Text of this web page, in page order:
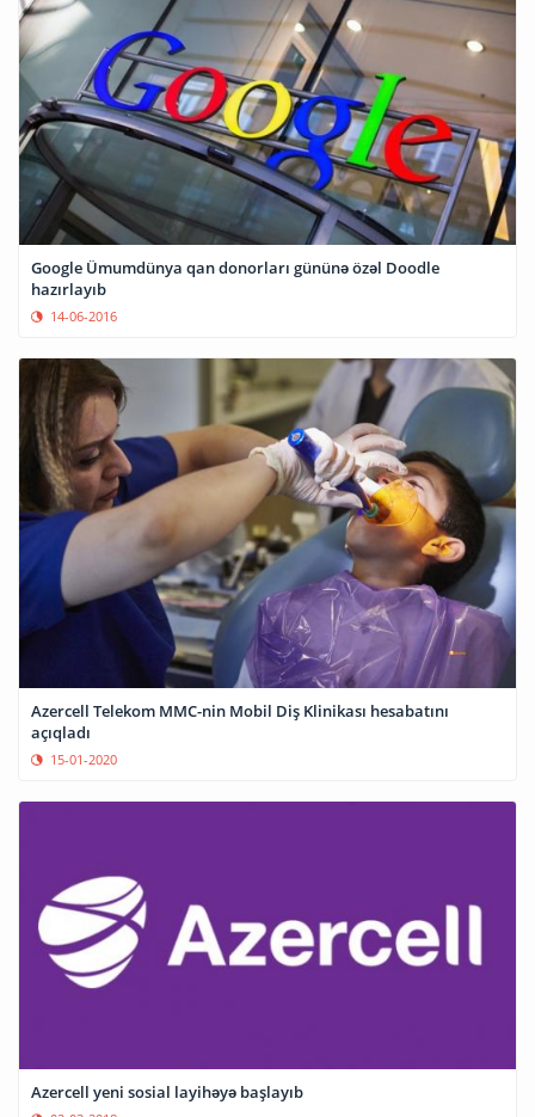
Google Ümumdünya qan donorları gününə özəl Doodle
hazırlayıb
14-06-2016
Azercell Telekom MMC-nin Mobil Diş Klinikası hesabatını
açıqladı
15-01-2020
Azercell yeni sosial layihəyə başlayıb